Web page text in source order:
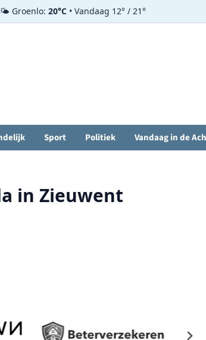
🌤️ Groenlo: 20°C • Vandaag 12° / 21°
Sport Politiek Vandaag in de
in Zieuwent